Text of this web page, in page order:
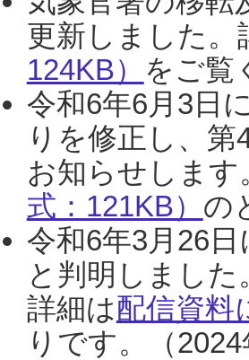
更新しました。
124KB） をご覧
令和6年6月3日
りを修正し、
お知らせします
式：121KB） の
令和6年3月26
と判明しまし
詳細は配信資料
りです。（2024